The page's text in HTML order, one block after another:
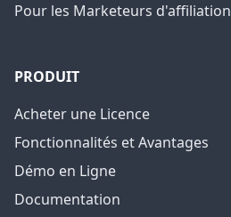
Pour les Marketeurs d'affiliation
PRODUIT
Acheter une Licence
Fonctionnalités et Avantages
Démo en Ligne
Documentation